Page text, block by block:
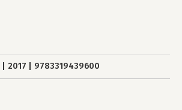
2017 9783319439600